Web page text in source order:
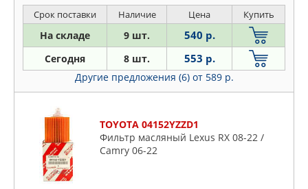
NISSAN
NORDFIL
NSP
NTY
OSSCA
PART-ONE
PARTS MALL
PATRON
Срок поставки Наличие Цена Купить
На складе 9 шт. 540 р.
Сегодня 8 шт. 553 р.
Другие предложения (6) от 589 р.
TOYOTA 04152YZZD1
Фильтр масляный Lexus RX 08-22 /
Camry 06-22